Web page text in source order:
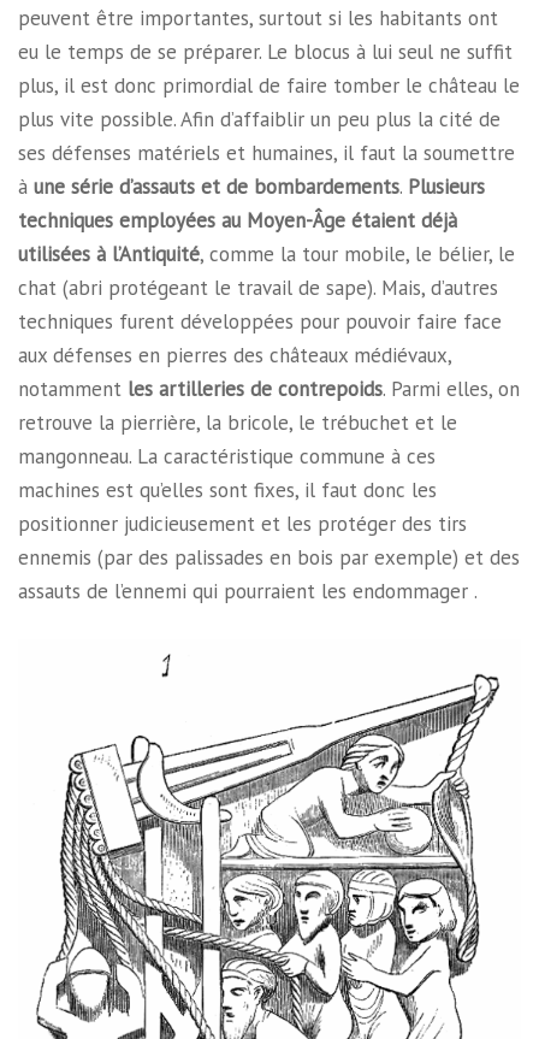
peuvent être importantes, surtout si les habitants ont
eu le temps de se préparer. Le blocus à lui seul ne suffit
plus, il est donc primordial de faire tomber le château le
plus vite possible. Afin d’affaiblir un peu plus la cité de
ses défenses matériels et humaines, il faut la soumettre
à une série d’assauts et de bombardements. Plusieurs
techniques employées au Moyen-Âge étaient déjà
utilisées à l’Antiquité, comme la tour mobile, le bélier, le
chat (abri protégeant le travail de sape). Mais, d’autres
techniques furent développées pour pouvoir faire face
aux défenses en pierres des châteaux médiévaux,
notamment les artilleries de contrepoids. Parmi elles, on
retrouve la pierrière, la bricole, le trébuchet et le
mangonneau. La caractéristique commune à ces
machines est qu’elles sont fixes, il faut donc les
positionner judicieusement et les protéger des tirs
ennemis (par des palissades en bois par exemple) et des
assauts de l’ennemi qui pourraient les endommager .